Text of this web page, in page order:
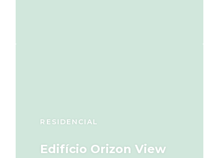
RESIDENCIAL
Edifício Orizon View